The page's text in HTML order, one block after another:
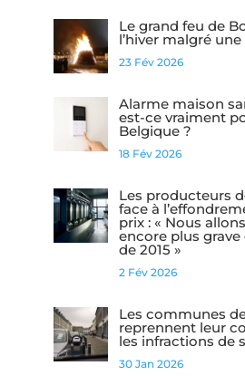
Le grand feu de
l’hiver malgré
23 Fév 2026
Alarme maison
est-ce vraiment
Belgique ?
18 Fév 2026
Les producteurs
face à
prix : « Nous
encore plus grave
de 2015 »
2 Fév 2026
Les communes
reprennent leur
les infractions de
30 Jan 2026